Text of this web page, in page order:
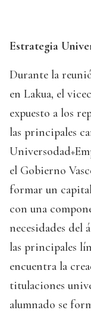
Estrategia
Durante la
en Lakua, el
expuesto a los
las principales
el Gobierno
formar un
con una
necesidades del
las principales
encuentra la
titulaciones
alumnado se